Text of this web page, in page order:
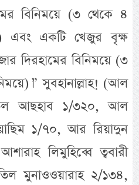
বিনিময়ে (৩ থেকে ৪
এবং একটি খেজুর বৃক্ষ
দিরহামের বিনিময়ে (৩
সুবহানাল্লাহ! (আল
আছহাব ১/৩২০, আল
১/৭০, আর রিয়াদুন
লিমুহিব্বে ত্ববারী
মুনাওওয়ারাহ ২/১৩৪,